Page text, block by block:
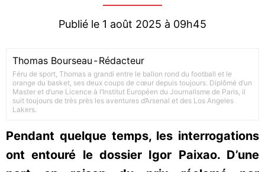
Publié le 1 août 2025 à 09h45
Thomas Bourseau -Rédacteur
Féru de sport, Thomas a grandi entre le ballon rond du football et le
orange du basket, ses deux coups de cœur depuis toujours. Diplômé d’un
Master et d’une Licence à l’Institut Européen du Journalisme de Paris, il
suit toujours de très près les aventures d’Arsenal et des Los Angeles
Lakers.
Pendant quelque temps, les interrogations
ont entouré le dossier Igor Paixao. D’une